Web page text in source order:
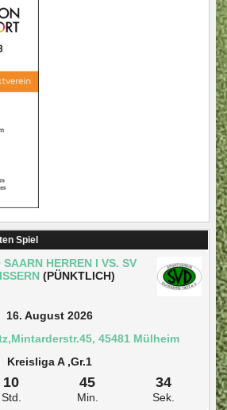
Spiel
SAARN HERREN I VS. SV
(PÜNKTLICH)
16. August 2026
45481 Mülheim
Kreisliga A ,Gr.1
10
Std.
45
Min.
34
Sek.